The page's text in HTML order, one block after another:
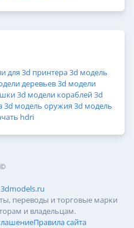
для 3d принтера3d модель
деревьев3d модели
3d модели кораблей3d
3d модель оружия 3d модель
hdri
©
3dmodels.ru
переводы и торговые марки
и владельцам.
Правила сайта